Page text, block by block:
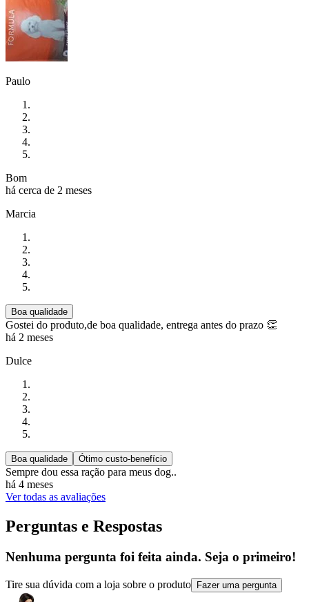
Paulo
Bom
há cerca de 2 meses
Marcia
Boa qualidade
Gostei do produto,de boa qualidade, entrega antes do prazo 👏
há 2 meses
Dulce
Boa qualidade Ótimo custo-benefício
Sempre dou essa ração para meus dog..
há 4 meses
Ver todas as avaliações
Perguntas e Respostas
Nenhuma pergunta foi feita ainda. Seja o primeiro!
Tire sua dúvida com a loja sobre o produto Fazer uma pergunta